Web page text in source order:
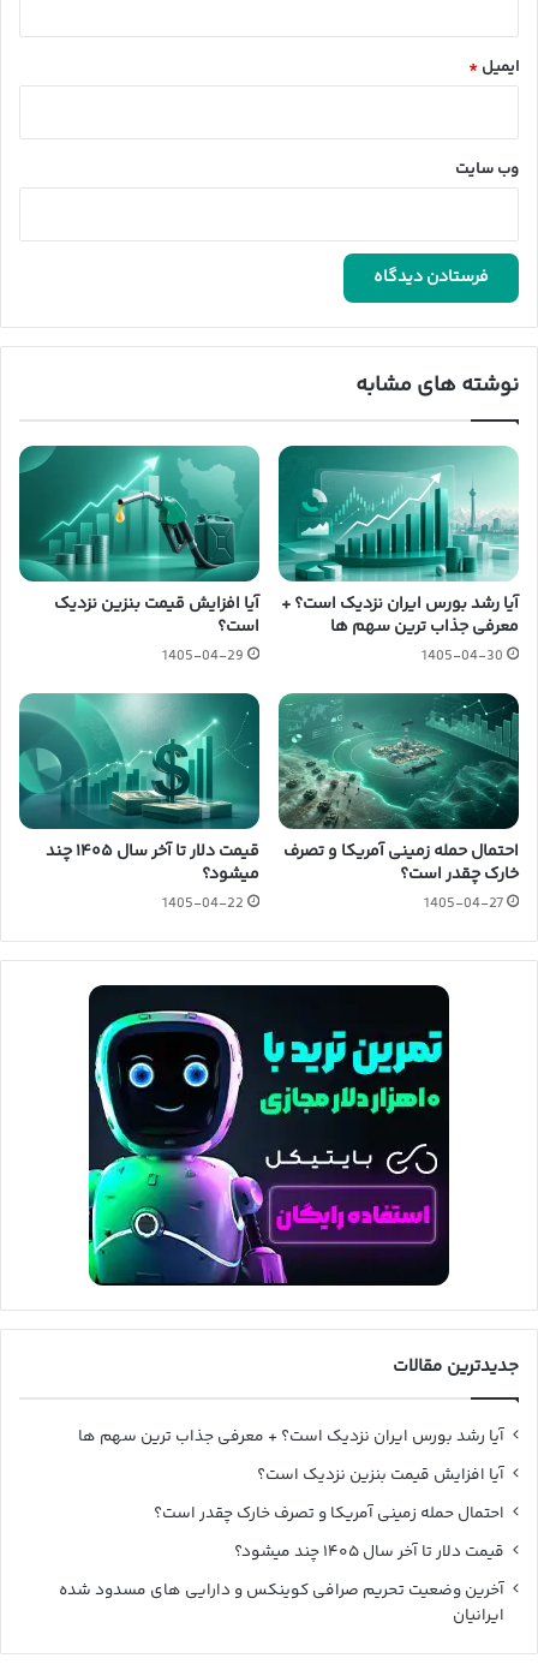
ایمیل *
وب‌ سایت
نوشته های مشابه
آیا رشد بورس ایران نزدیک است؟ +
معرفی جذاب ترین سهم ها
1405-04-30
آیا افزایش قیمت بنزین نزدیک
است؟
1405-04-29
احتمال حمله زمینی آمریکا و تصرف
خارک چقدر است؟
1405-04-27
قیمت دلار تا آخر سال ۱۴۰۵ چند
میشود؟
1405-04-22
جدیدترین مقالات
آیا رشد بورس ایران نزدیک است؟ + معرفی جذاب ترین سهم ها
آیا افزایش قیمت بنزین نزدیک است؟
احتمال حمله زمینی آمریکا و تصرف خارک چقدر است؟
قیمت دلار تا آخر سال ۱۴۰۵ چند میشود؟
آخرین وضعیت تحریم صرافی کوینکس و دارایی های مسدود شده
ایرانیان